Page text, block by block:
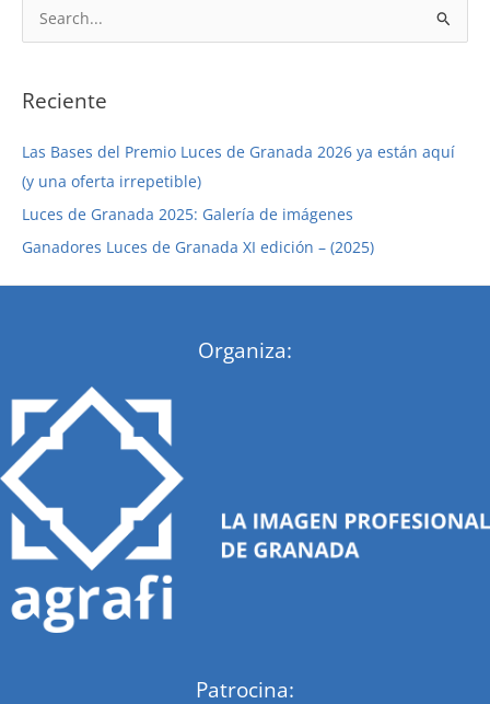
u
c
r
p
o
r
Reciente
Las Bases del Premio Luces de Granada 2026 ya están aquí
(y una oferta irrepetible)
Luces de Granada 2025: Galería de imágenes
Ganadores Luces de Granada XI edición – (2025)
Organiza:
Patrocina: